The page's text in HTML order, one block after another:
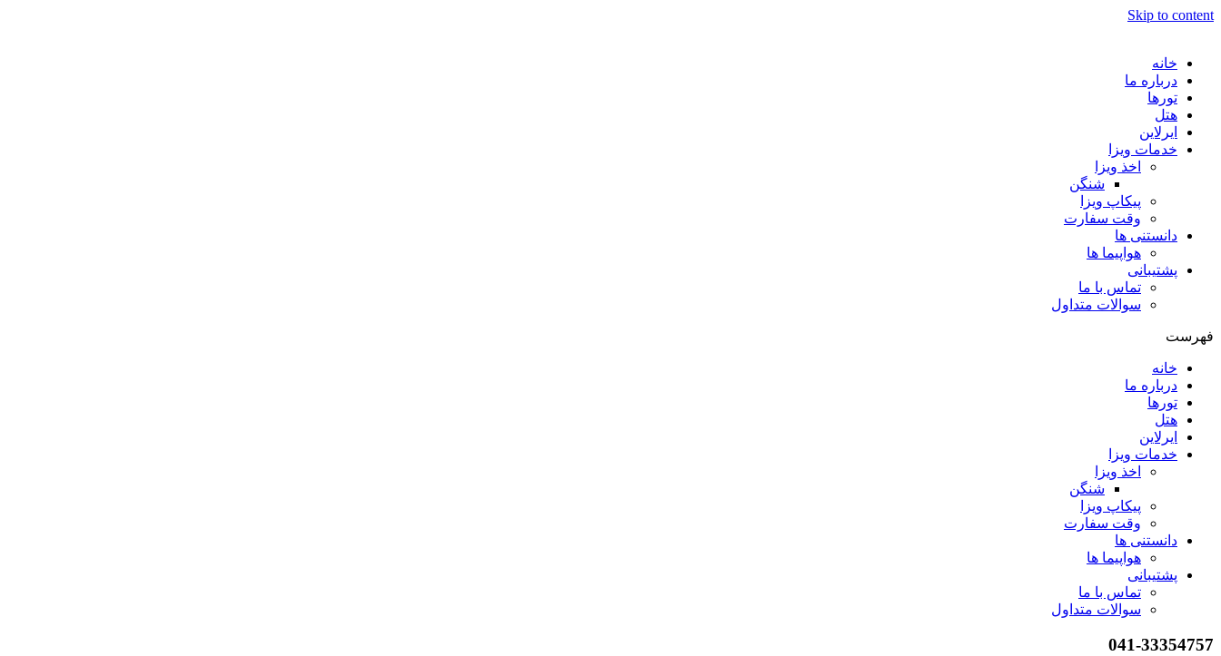
Skip to content
خانه
درباره ما
تورها
هتل
ایرلاین
خدمات ویزا
اخذ ویزا
شنگن
پیکاپ ویزا
وقت سفارت
دانستنی ها
هواپیما ها
پشتیبانی
تماس با ما
سوالات متداول
فهرست
خانه
درباره ما
تورها
هتل
ایرلاین
خدمات ویزا
اخذ ویزا
شنگن
پیکاپ ویزا
وقت سفارت
دانستنی ها
هواپیما ها
پشتیبانی
تماس با ما
سوالات متداول
041-33354757